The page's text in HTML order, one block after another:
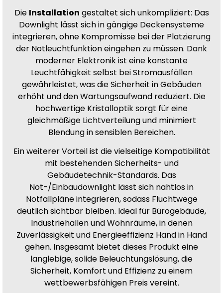
Die Installation gestaltet sich unkompliziert: Das
Downlight lässt sich in gängige Deckensysteme
integrieren, ohne Kompromisse bei der Platzierung
der Notleuchtfunktion eingehen zu müssen. Dank
moderner Elektronik ist eine konstante
Leuchtfähigkeit selbst bei Stromausfällen
gewährleistet, was die Sicherheit in Gebäuden
erhöht und den Wartungsaufwand reduziert. Die
hochwertige Kristalloptik sorgt für eine
gleichmäßige Lichtverteilung und minimiert
Blendung in sensiblen Bereichen.
Ein weiterer Vorteil ist die vielseitige Kompatibilität
mit bestehenden Sicherheits- und
Gebäudetechnik-Standards. Das
Not-/Einbaudownlight lässt sich nahtlos in
Notfallpläne integrieren, sodass Fluchtwege
deutlich sichtbar bleiben. Ideal für Bürogebäude,
Industriehallen und Wohnräume, in denen
Zuverlässigkeit und Energieeffizienz Hand in Hand
gehen. Insgesamt bietet dieses Produkt eine
langlebige, solide Beleuchtungslösung, die
Sicherheit, Komfort und Effizienz zu einem
wettbewerbsfähigen Preis vereint.